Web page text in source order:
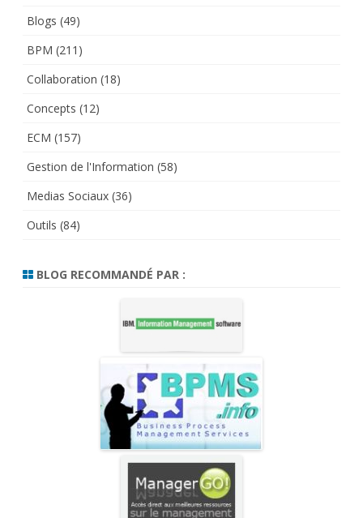
Blogs (49)
BPM (211)
Collaboration (18)
Concepts (12)
ECM (157)
Gestion de l'Information (58)
Medias Sociaux (36)
Outils (84)
BLOG RECOMMANDÉ PAR :